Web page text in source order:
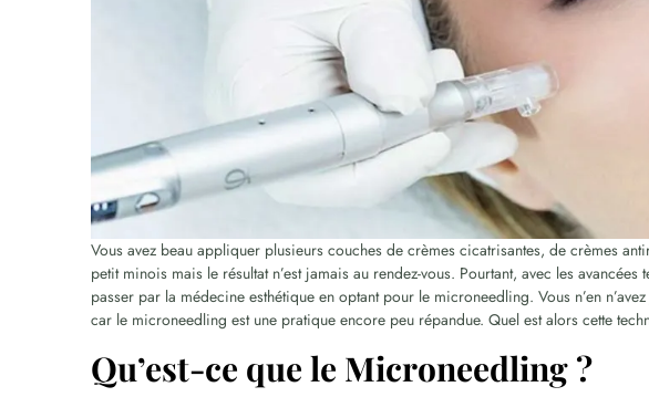
Vous avez beau appliquer plusieurs couches de crèmes cicatrisantes, de crèmes
petit minois mais le résultat n’est jamais au rendez-vous. Pourtant, avec les
passer par la médecine esthétique en optant pour le microneedling. Vous n’en
car le microneedling est une pratique encore peu répandue. Quel est alors cette
Qu’est-ce que le Microneedling ?